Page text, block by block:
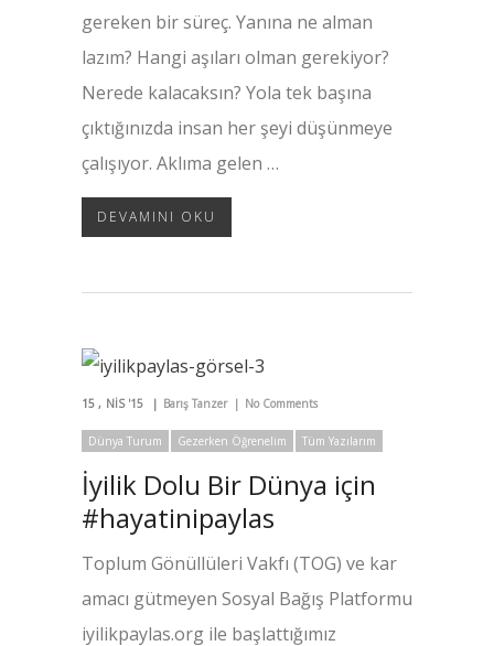
gereken bir süreç. Yanına ne alman
lazım? Hangi aşıları olman gerekiyor?
Nerede kalacaksın? Yola tek başına
çıktığınızda insan her şeyi düşünmeye
çalışıyor. Aklıma gelen …
DEVAMINI OKU
15 NIS '15 Barış Tanzer No Comments
Dünya Turum Gezerken Öğrenelim Tüm Yazılarım
İyilik Dolu Bir Dünya için
#hayatinipaylas
Toplum Gönüllüleri Vakfı (TOG) ve kar
amacı gütmeyen Sosyal Bağış Platformu
iyilikpaylas.org ile başlattığımız